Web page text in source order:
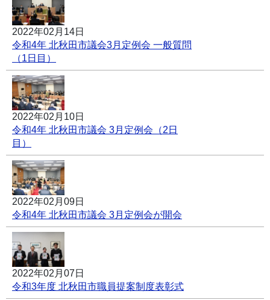
2022年02月14日
令和4年 北秋田市議会3月定例会 一般質問
（1日目）
2022年02月10日
令和4年 北秋田市議会 3月定例会（2日
目）
2022年02月09日
令和4年 北秋田市議会 3月定例会が開会
2022年02月07日
令和3年度 北秋田市職員提案制度表彰式